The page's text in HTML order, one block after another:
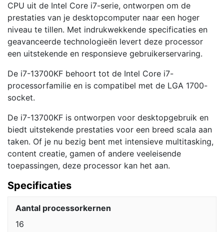
CPU uit de Intel Core i7-serie, ontworpen om de
prestaties van je desktopcomputer naar een hoger
niveau te tillen. Met indrukwekkende specificaties en
geavanceerde technologieën levert deze processor
een uitstekende en responsieve gebruikerservaring.
De i7-13700KF behoort tot de Intel Core i7-
processorfamilie en is compatibel met de LGA 1700-
socket.
De i7-13700KF is ontworpen voor desktopgebruik en
biedt uitstekende prestaties voor een breed scala aan
taken. Of je nu bezig bent met intensieve multitasking,
content creatie, gamen of andere veeleisende
toepassingen, deze processor kan het aan.
Specificaties
Aantal processorkernen
16